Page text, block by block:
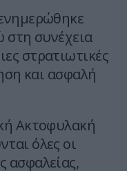
στη συνέχεια
στρατιωτικές
και ασφαλή
Ακτοφυλακή
όλες οι
ασφαλείας,